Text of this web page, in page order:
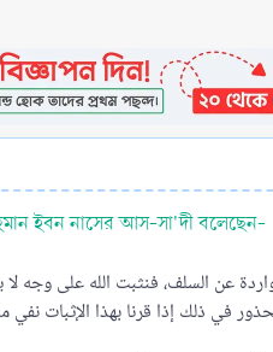
ইবন নাসের আস-সা'দী বলেছেন-
عن السلف، فنثبت الله على وجه لا
في ذلك إذا قرنا بهذا الإثبات نفي